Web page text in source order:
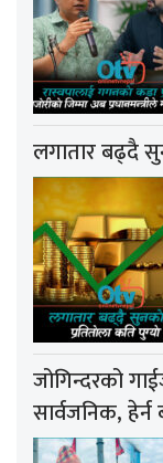
लगातार बढ्दै
जोगिन्दरको
सार्वजनिक,